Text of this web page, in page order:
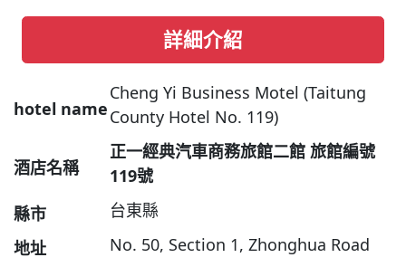
詳細介紹
hotel name
Cheng Yi Business Motel (Taitung
County Hotel No. 119)
酒店名稱
正一經典汽車商務旅館二館 旅館編號
119號
縣市
台東縣
地址
No. 50, Section 1, Zhonghua Road